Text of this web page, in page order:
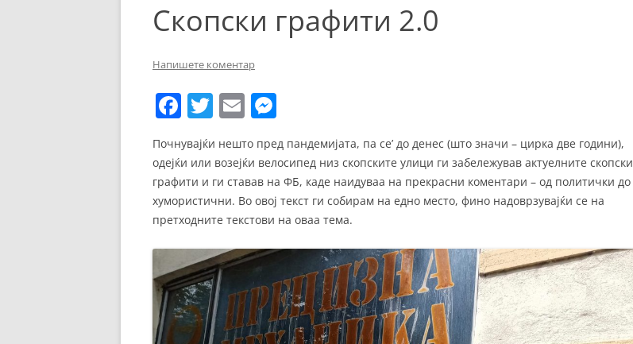
БАЛКАНСКИ ФИЛМ
ФЕСТИВАЛИ
ФИЛМОПОЛИС
Скопски графити 2.0
Напишете коментар
F
c
e
b
o
o
k
T
itt
er
E
ai
l
ss
e
n
g
er
Почнувајќи нешто пред пандемијата, па се’ до денес (што значи – цирка две години),
одејќи или возејќи велосипед низ скопските улици ги забележував актуелните скопски
графити и ги ставав на ФБ, каде наидуваа на прекрасни коментари – од политички до
хумористични. Во овој текст ги собирам на едно место, фино надоврзувајќи се на
претходните текстови на оваа тема.